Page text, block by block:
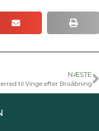
NÆSTE
til Vinge efter Broåbning